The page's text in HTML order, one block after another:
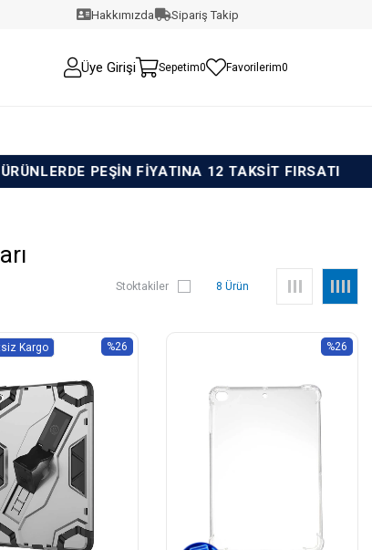
Hakkımızda Sipariş Takip
Üye Girişi Sepetim0 Favorilerim0
FİYATINA 12 TAKSİT FIRSATI TÜM
Stoktakiler 8 Ürün
%26
Kargo %26